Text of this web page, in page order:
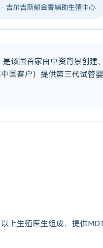
吉尔吉斯郁金香辅助生殖中心
该国首家由中资背景创建
国客户）提供第三代试管
上生殖医生组成，提供